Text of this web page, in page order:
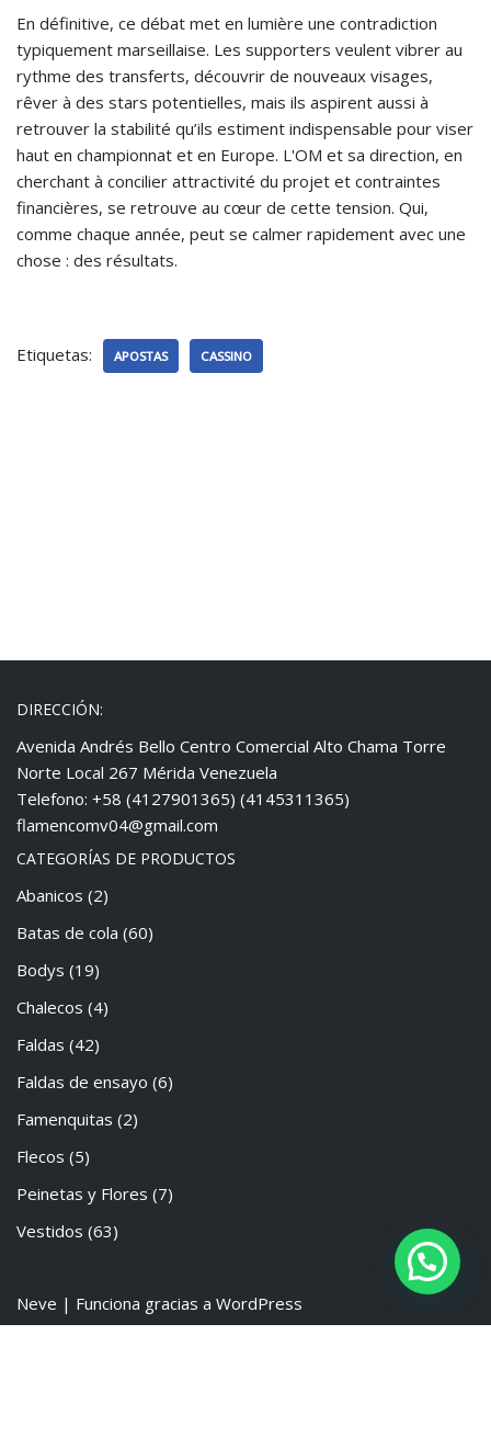
En définitive, ce débat met en lumière une contradiction
typiquement marseillaise. Les supporters veulent vibrer au
rythme des transferts, découvrir de nouveaux visages,
rêver à des stars potentielles, mais ils aspirent aussi à
retrouver la stabilité qu’ils estiment indispensable pour viser
haut en championnat et en Europe. L'OM et sa direction, en
cherchant à concilier attractivité du projet et contraintes
financières, se retrouve au cœur de cette tension. Qui,
comme chaque année, peut se calmer rapidement avec une
chose : des résultats.
Etiquetas: APOSTAS CASSINO
DIRECCIÓN:
Avenida Andrés Bello Centro Comercial Alto Chama Torre
Norte Local 267 Mérida Venezuela
Telefono: +58 (4127901365) (4145311365)
flamencomv04@gmail.com
CATEGORÍAS DE PRODUCTOS
Abanicos (2)
Batas de cola (60)
Bodys (19)
Chalecos (4)
Faldas (42)
Faldas de ensayo (6)
Famenquitas (2)
Flecos (5)
Peinetas y Flores (7)
Vestidos (63)
Neve | Funciona gracias a WordPress